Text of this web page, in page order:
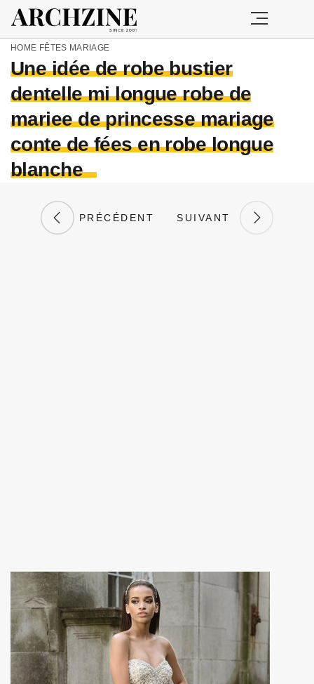
HOME FÊTES MARIAGE
Une idée de robe bustier
dentelle mi longue robe de
mariee de princesse mariage
conte de fées en robe longue
blanche
PRÉCÉDENT SUIVANT